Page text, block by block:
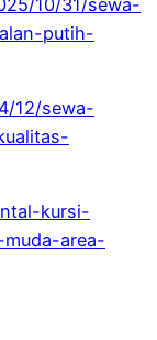
putih-
12/sewa-
kursi-
area-